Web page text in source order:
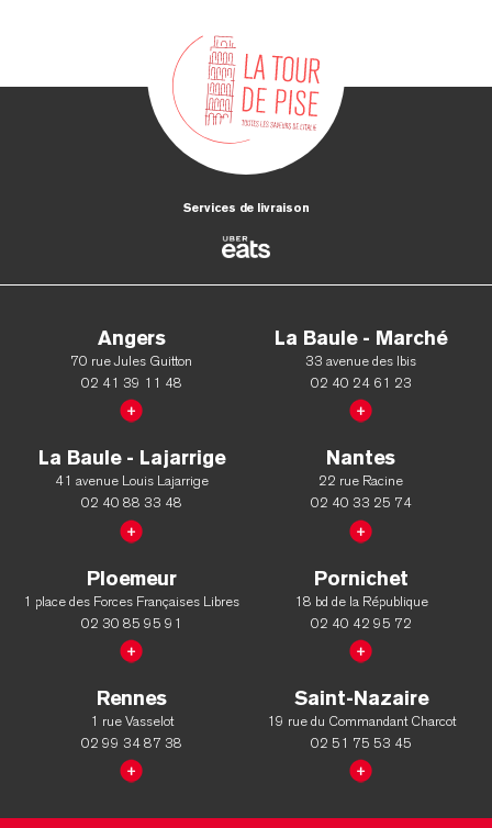
Services de livraison
Angers
70 rue Jules Guitton
02 41 39 11 48
La Baule - Marché
33 avenue des Ibis
02 40 24 61 23
La Baule - Lajarrige
41 avenue Louis Lajarrige
02 40 88 33 48
Nantes
22 rue Racine
02 40 33 25 74
Ploemeur
1 place des Forces Françaises Libres
02 30 85 95 91
Pornichet
18 bd de la République
02 40 42 95 72
Rennes
1 rue Vasselot
02 99 34 87 38
Saint-Nazaire
19 rue du Commandant Charcot
02 51 75 53 45